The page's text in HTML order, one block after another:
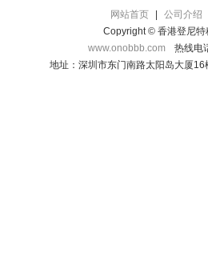
网站首页
公司介绍
Copyright © 香港登尼特
www.onobbb.com
热线电
地址：深圳市东门南路太阳岛大厦